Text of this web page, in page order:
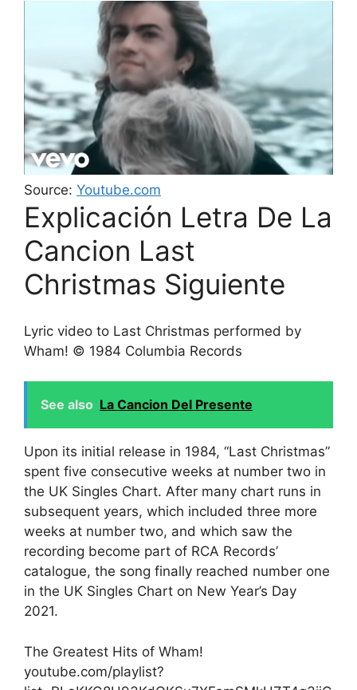
Source: Youtube.com
Explicación Letra De La
Cancion Last
Christmas Siguiente
Lyric video to Last Christmas performed by
Wham! © 1984 Columbia Records
See also La Cancion Del Presente
Upon its initial release in 1984, “Last Christmas”
spent five consecutive weeks at number two in
the UK Singles Chart. After many chart runs in
subsequent years, which included three more
weeks at number two, and which saw the
recording become part of RCA Records’
catalogue, the song finally reached number one
in the UK Singles Chart on New Year’s Day
2021.
The Greatest Hits of Wham!
youtube.com/playlist?